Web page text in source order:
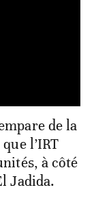
de la
l’IRT
à côté
Jadida.